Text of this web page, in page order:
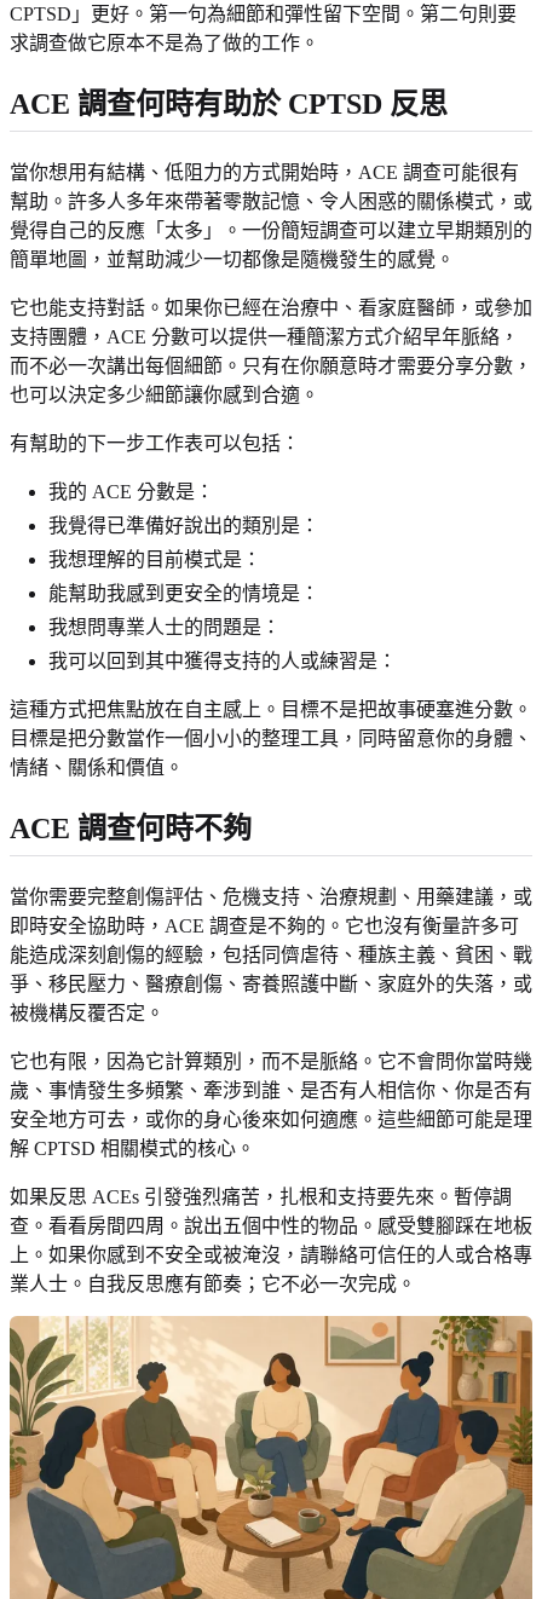
CPTSD」更好。第一句為細節和彈性留下空間。第二句則要
求調查做它原本不是為了做的工作。
ACE 調查何時有助於 CPTSD 反思
當你想用有結構、低阻力的方式開始時，ACE 調查可能很有
幫助。許多人多年來帶著零散記憶、令人困惑的關係模式，或
覺得自己的反應「太多」。一份簡短調查可以建立早期類別的
簡單地圖，並幫助減少一切都像是隨機發生的感覺。
它也能支持對話。如果你已經在治療中、看家庭醫師，或參加
支持團體，ACE 分數可以提供一種簡潔方式介紹早年脈絡，
而不必一次講出每個細節。只有在你願意時才需要分享分數，
也可以決定多少細節讓你感到合適。
有幫助的下一步工作表可以包括：
我的 ACE 分數是：
我覺得已準備好說出的類別是：
我想理解的目前模式是：
能幫助我感到更安全的情境是：
我想問專業人士的問題是：
我可以回到其中獲得支持的人或練習是：
這種方式把焦點放在自主感上。目標不是把故事硬塞進分數。
目標是把分數當作一個小小的整理工具，同時留意你的身體、
情緒、關係和價值。
ACE 調查何時不夠
當你需要完整創傷評估、危機支持、治療規劃、用藥建議，或
即時安全協助時，ACE 調查是不夠的。它也沒有衡量許多可
能造成深刻創傷的經驗，包括同儕虐待、種族主義、貧困、戰
爭、移民壓力、醫療創傷、寄養照護中斷、家庭外的失落，或
被機構反覆否定。
它也有限，因為它計算類別，而不是脈絡。它不會問你當時幾
歲、事情發生多頻繁、牽涉到誰、是否有人相信你、你是否有
安全地方可去，或你的身心後來如何適應。這些細節可能是理
解 CPTSD 相關模式的核心。
如果反思 ACEs 引發強烈痛苦，扎根和支持要先來。暫停調
查。看看房間四周。說出五個中性的物品。感受雙腳踩在地板
上。如果你感到不安全或被淹沒，請聯絡可信任的人或合格專
業人士。自我反思應有節奏；它不必一次完成。